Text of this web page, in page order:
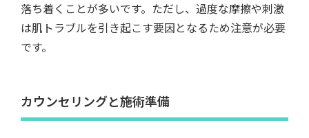
落ち着くことが多いです。ただし、過度な摩擦や刺激
は肌トラブルを引き起こす要因となるため注意が必要
です。
カウンセリングと施術準備